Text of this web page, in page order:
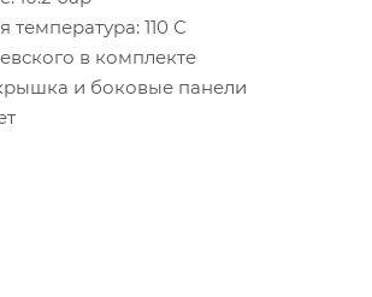
температура: 110 С
в комплекте
и боковые панели